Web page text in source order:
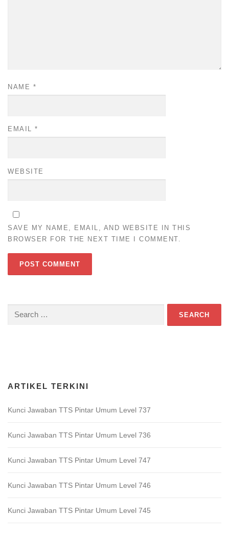
NAME *
EMAIL *
WEBSITE
SAVE MY NAME, EMAIL, AND WEBSITE IN THIS
BROWSER FOR THE NEXT TIME I COMMENT.
Search
ARTIKEL TERKINI
Kunci Jawaban TTS Pintar Umum Level 737
Kunci Jawaban TTS Pintar Umum Level 736
Kunci Jawaban TTS Pintar Umum Level 747
Kunci Jawaban TTS Pintar Umum Level 746
Kunci Jawaban TTS Pintar Umum Level 745